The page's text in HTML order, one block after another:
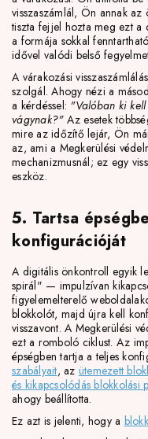
visszaszámlál, Ön annak az
tiszta fejjel hozta meg ezt a
a formája sokkal
idővel valódi belső
A várakozási
szolgál. Ahogy nézi a
a kérdéssel: "Valóban ki
vágynak?"Az esetek
mire az időzítő lejár, Ön
az, ami a Megkerülési
mechanizmusnál; ez egy
eszköz.
5. Tartsa
konfigurációját
A digitális önkontroll egyik
spirál" — impulzívan
figyelemelterelő
blokkolót, majd újra kell
visszavont. A Megkerülési
ezt a romboló ciklust. Az
épségben tartja a teljes
szabályait, az ütemezett
és kikapcsolódás blokkolási
ahogy beállította.
Ez azt is jelenti, hogy a